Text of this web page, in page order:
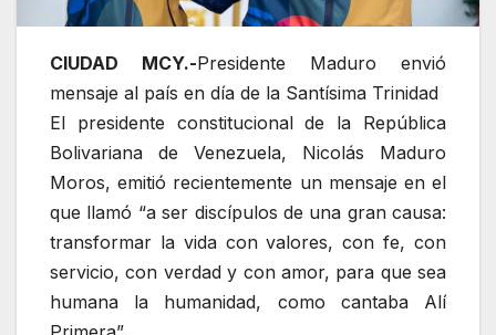
CIUDAD MCY.-Presidente Maduro envió
mensaje al país en día de la Santísima Trinidad
El presidente constitucional de la República
Bolivariana de Venezuela, Nicolás Maduro
Moros, emitió recientemente un mensaje en el
que llamó “a ser discípulos de una gran causa:
transformar la vida con valores, con fe, con
servicio, con verdad y con amor, para que sea
humana la humanidad, como cantaba Alí